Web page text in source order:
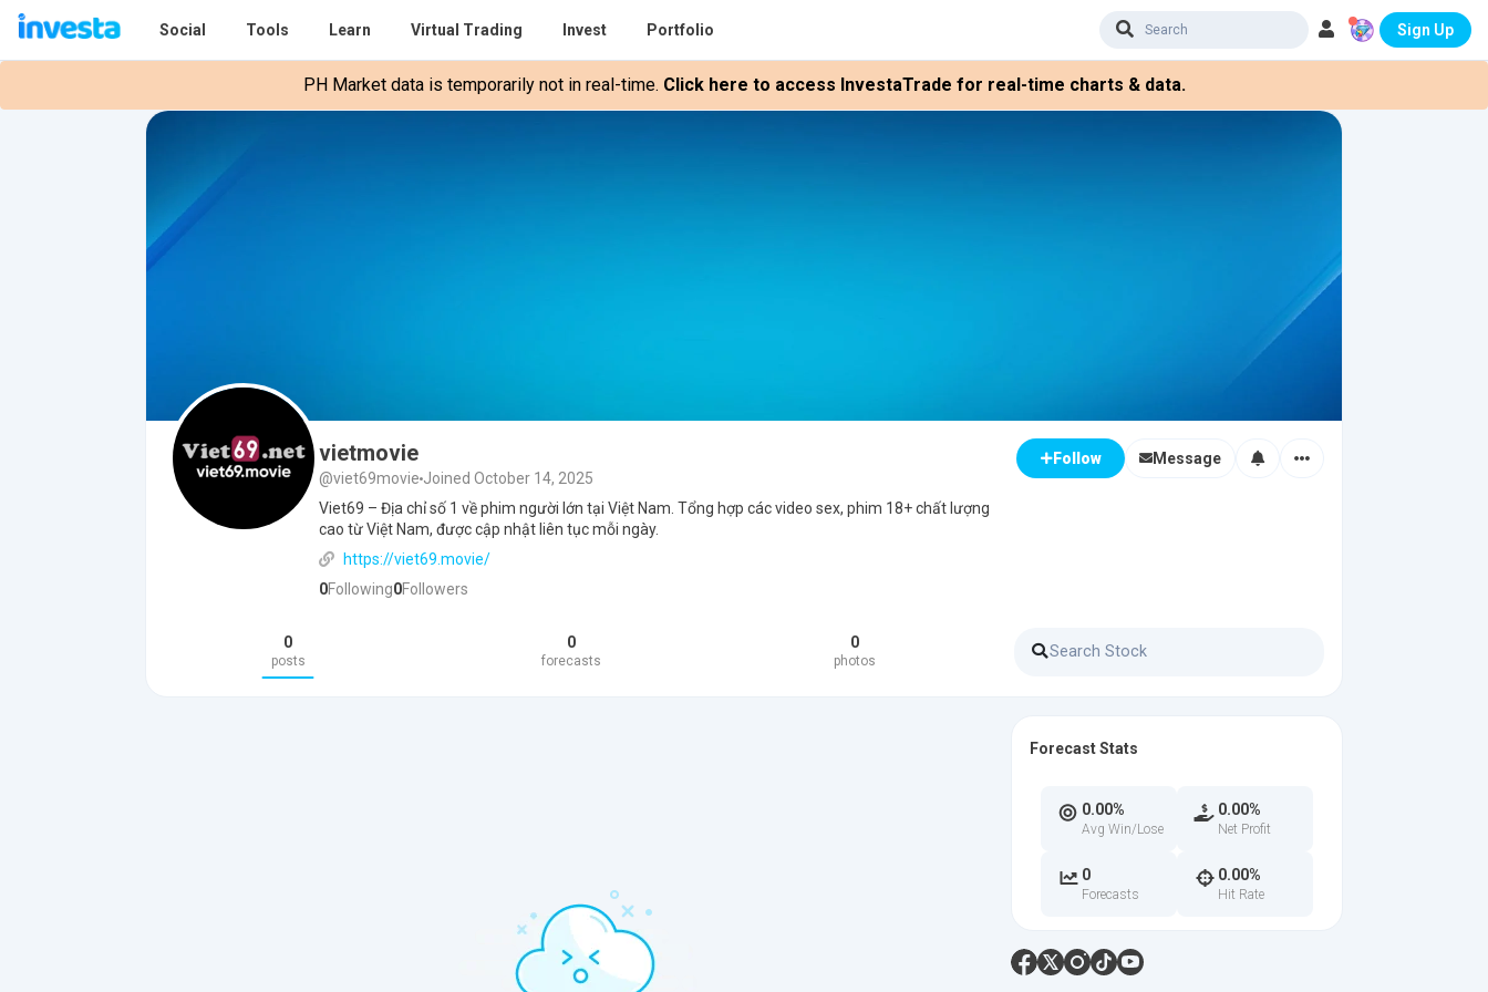
Social Tools Learn Virtual Trading Invest Portfolio Sign Up
PH Market data is temporarily not in real-time. Click here to access InvestaTrade for real-time charts & data.
vietmovie
@viet69movie Joined October 14, 2025
Viet69 – Địa chỉ số 1 về phim người lớn tại Việt Nam. Tổng hợp các video sex, phim 18+ chất lượng
cao từ Việt Nam, được cập nhật liên tục mỗi ngày.
https://viet69.movie/
0Following0Followers
Follow Message
0
posts
0
forecasts
0
photos
Forecast Stats
0.00%
Avg Win/Lose
0.00%
Net Profit
0
Forecasts
0.00%
Hit Rate